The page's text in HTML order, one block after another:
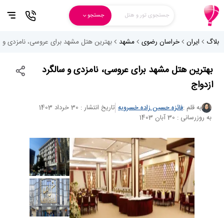
جستجوی تور و هتل جستجو
بلاگ ایران خراسان رضوی مشهد بهترین هتل مشهد برای عروسی، نامزدی و
بهترین هتل مشهد برای عروسی، نامزدی و سالگرد
ازدواج
به قلم :فائزه حسین زاده خسرویه تاریخ انتشار : 30 خرداد 1403
به روزرسانی : 30 آبان 1403